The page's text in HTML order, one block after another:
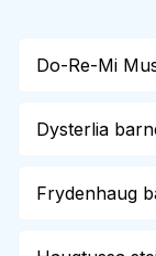
Do-Re-Mi
Dysterlia
Frydenhaug